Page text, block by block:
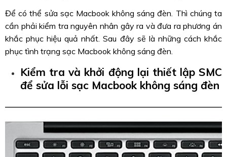
Để có thể sửa sạc Macbook không sáng đèn. Thì chúng ta
cần phải kiểm tra nguyên nhân gây ra và đưa ra phương án
khắc phục hiệu quả nhất. Sau đây sẽ là những cách khắc
phục tình trạng sạc Macbook không sáng đèn.
Kiểm tra và khởi động lại thiết lập SMC
để sửa lỗi sạc Macbook không sáng đèn